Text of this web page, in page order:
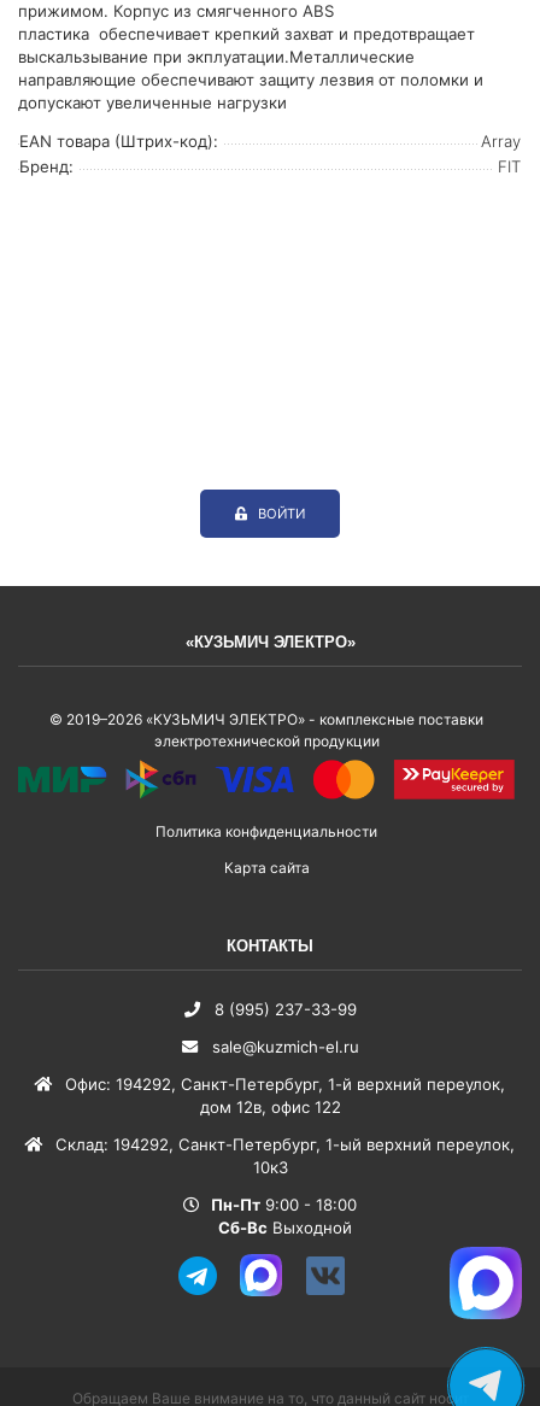
прижимом. Корпус из смягченного АВS
пластика обеспечивает крепкий захват и предотвращает
выскальзывание при экплуатации.Металлические
направляющие обеспечивают защиту лезвия от поломки и
допускают увеличенные нагрузки
EAN товара (Штрих-код):
Array
Бренд:
FIT
ВОЙТИ
«КУЗЬМИЧ ЭЛЕКТРО»
© 2019–2026 «КУЗЬМИЧ ЭЛЕКТРО» - комплексные поставки
электротехнической продукции
Политика конфиденциальности
Карта сайта
КОНТАКТЫ
8 (995) 237-33-99
sale@kuzmich-el.ru
Офис: 194292, Санкт-Петербург, 1-й верхний переулок,
дом 12в, офис 122
Склад: 194292, Санкт-Петербург, 1-ый верхний переулок,
10к3
Пн-Пт 9:00 - 18:00
Сб-Вс Выходной
Обращаем Ваше внимание на то, что данный сайт носит